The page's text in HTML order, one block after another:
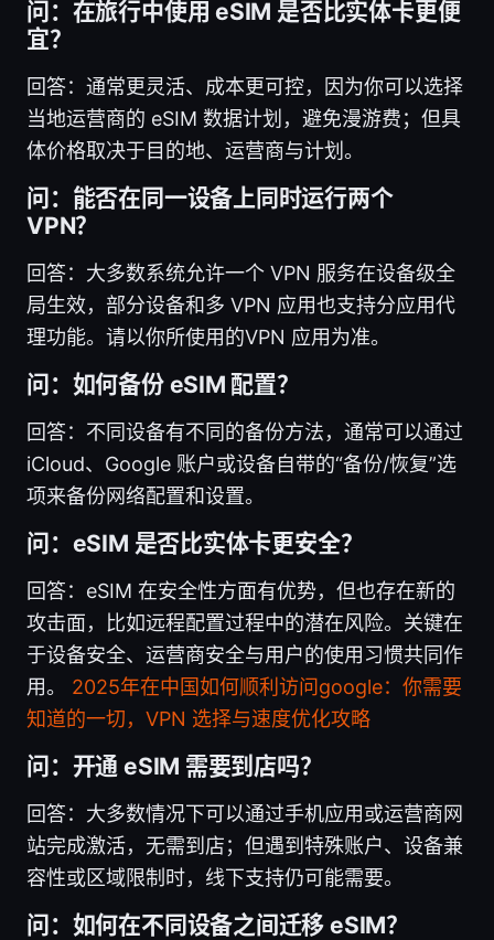
问：在旅行中使用 eSIM 是否比实体卡更便
宜？
回答：通常更灵活、成本更可控，因为你可以选择
当地运营商的 eSIM 数据计划，避免漫游费；但具
体价格取决于目的地、运营商与计划。
问：能否在同一设备上同时运行两个
VPN？
回答：大多数系统允许一个 VPN 服务在设备级全
局生效，部分设备和多 VPN 应用也支持分应用代
理功能。请以你所使用的VPN 应用为准。
问：如何备份 eSIM 配置？
回答：不同设备有不同的备份方法，通常可以通过
iCloud、Google 账户或设备自带的“备份/恢复”选
项来备份网络配置和设置。
问：eSIM 是否比实体卡更安全？
回答：eSIM 在安全性方面有优势，但也存在新的
攻击面，比如远程配置过程中的潜在风险。关键在
于设备安全、运营商安全与用户的使用习惯共同作
用。 2025年在中国如何顺利访问google：你需要
知道的一切，VPN 选择与速度优化攻略
问：开通 eSIM 需要到店吗？
回答：大多数情况下可以通过手机应用或运营商网
站完成激活，无需到店；但遇到特殊账户、设备兼
容性或区域限制时，线下支持仍可能需要。
问：如何在不同设备之间迁移 eSIM？